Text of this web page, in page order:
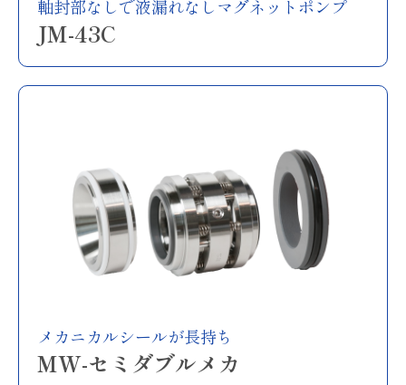
軸封部なしで液漏れなしマグネットポンプ
JM-43C
メカニカルシールが長持ち
MW-セミダブルメカ